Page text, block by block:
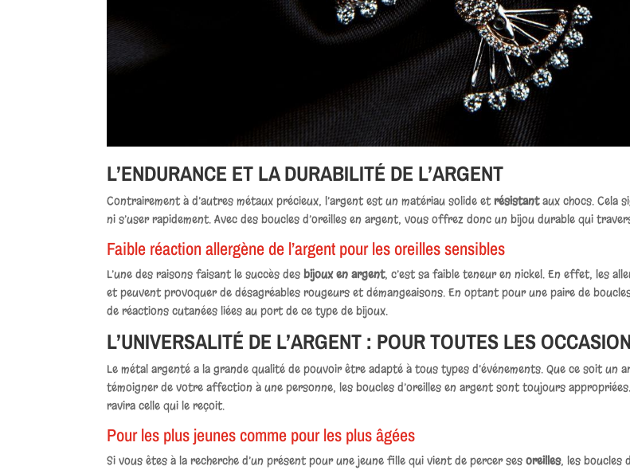
L’ENDURANCE ET LA DURABILITÉ DE L’ARGENT
Contrairement à d’autres métaux précieux, l’argent est un matériau solide etrésistantaux chocs. Cela
ni s’user rapidement. Avec des boucles d’oreilles en argent, vous offrez donc un bijou durable qui
Faible réaction allergène de l’argent pour les oreilles sensibles
L’une des raisons faisant le succès desbijoux en argent, c’est sa faible teneur en nickel. En effet, les
et peuvent provoquer de désagréables rougeurs et démangeaisons. En optant pour une paire de
de réactions cutanées liées au port de ce type de bijoux.
L’UNIVERSALITÉ DE L’ARGENT : POUR TOUTES LES
Le métal argenté a la grande qualité de pouvoir être adapté à tous types d’événements. Que ce soit un
témoigner de votre affection à une personne, les boucles d’oreilles en argent sont toujours
ravira celle qui le reçoit.
Pour les plus jeunes comme pour les plus âgées
Si vous êtes à la recherche d’un présent pour une jeune fille qui vient de percer sesoreilles, les boucles